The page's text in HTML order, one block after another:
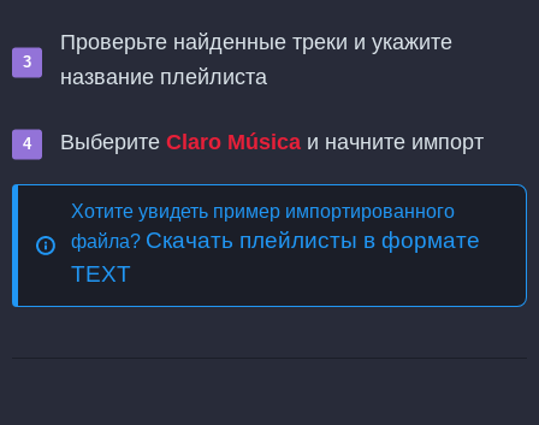
Проверьте найденные треки и укажите
название плейлиста
Выберите Claro Música и начните импорт
Хотите увидеть пример импортированного
файла? Скачать плейлисты в формате
TEXT